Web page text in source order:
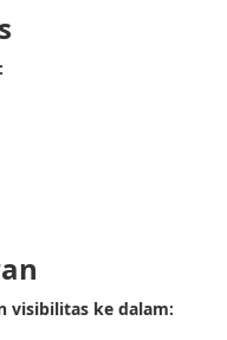
visibilitas ke dalam: